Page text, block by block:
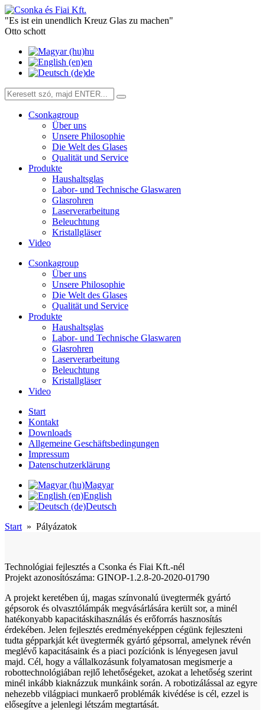
"Es ist ein unendlich Kreuz Glas zu machen"
Otto schott
hu
en
de
Csonkagroup
Über uns
Unsere Philosophie
Die Welt des Glases
Qualität und Service
Produkte
Haushaltsglas
Labor- und Technische Glaswaren
Glasrohren
Laserverarbeitung
Beleuchtung
Kristallgläser
Video
Csonkagroup
Über uns
Unsere Philosophie
Die Welt des Glases
Qualität und Service
Produkte
Haushaltsglas
Labor- und Technische Glaswaren
Glasrohren
Laserverarbeitung
Beleuchtung
Kristallgläser
Video
Start
Kontakt
Downloads
Allgemeine Geschäftsbedingungen
Impressum
Datenschutzerklärung
Magyar
English
Deutsch
Start » Pályázatok
Technológiai fejlesztés a Csonka és Fiai Kft.-nél
Projekt azonosítószáma: GINOP-1.2.8-20-2020-01790
A projekt keretében új, magas színvonalú üvegtermék gyártó
gépsorok és olvasztólámpák megvásárlására került sor, a minél
hatékonyabb kapacitáskihasználás és erőforrás hasznosítás
érdekében. Jelen fejlesztés eredményeképpen cégünk fejleszteni
tudta gépparkját két üvegtermék gyártó gépsorral, amelynek révén
meglévő kapacitásaink és a piaci pozíciónk is lényegesen javul
majd. Cél, hogy a vállalkozásunk folyamatosan megismerje a
robottechnológiában rejlő lehetőségeket, azokat a lehetőség szerint
minél inkább kiaknázzuk munkáink során. A robotizálással az egyre
nehezebb világpiaci munkaerő problémák kivédése is cél, ezzel is
elősegítve a jelenlegi létszám megtartását.